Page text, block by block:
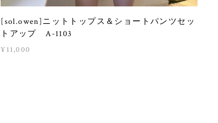
[sol.owen]ニットトップス＆ショートパンツセッ
トアップ A-1103
¥11,000